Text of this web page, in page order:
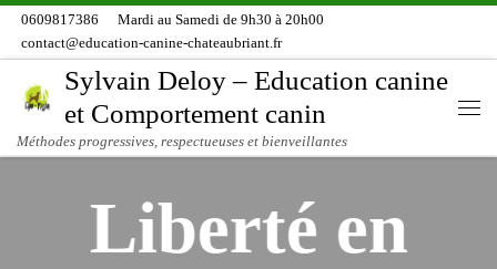
Skip to content
0609817386
Mardi au Samedi de 9h30 à 20h00
contact@education-canine-chateaubriant.fr
Sylvain Deloy – Education canine
et Comportement canin
Méthodes progressives, respectueuses et bienveillantes
Liberté en